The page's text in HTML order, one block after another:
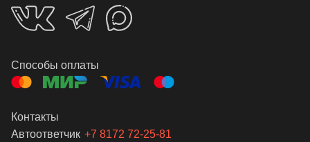
Способы оплаты
Контакты
Автоответчик +7 8172 72-25-81